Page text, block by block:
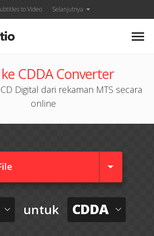
to Video Selanjutnya
ke CDDA Converter
Digital dari rekaman MTS secara
online
untuk CDDA